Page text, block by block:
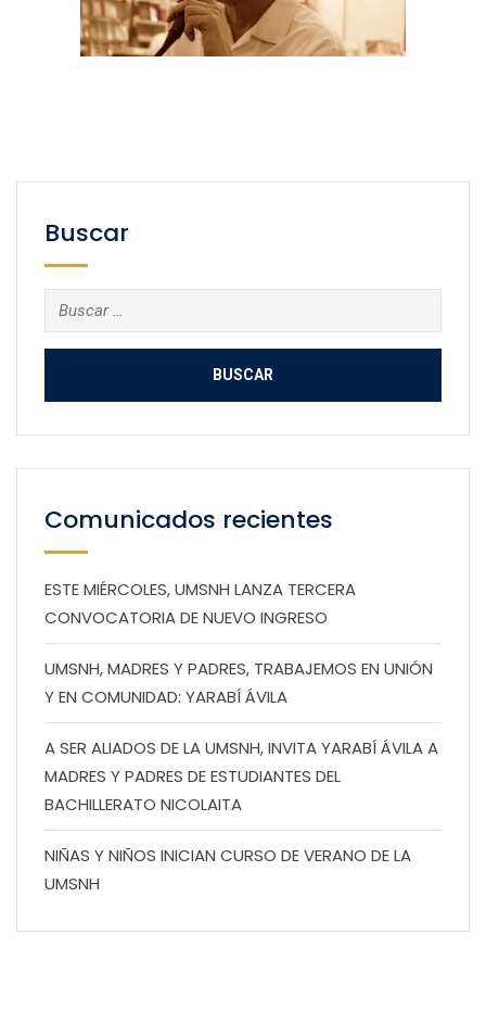
Buscar
Buscar:
Comunicados recientes
ESTE MIÉRCOLES, UMSNH LANZA TERCERA
CONVOCATORIA DE NUEVO INGRESO
UMSNH, MADRES Y PADRES, TRABAJEMOS EN UNIÓN
Y EN COMUNIDAD: YARABÍ ÁVILA
A SER ALIADOS DE LA UMSNH, INVITA YARABÍ ÁVILA A
MADRES Y PADRES DE ESTUDIANTES DEL
BACHILLERATO NICOLAITA
NIÑAS Y NIÑOS INICIAN CURSO DE VERANO DE LA
UMSNH